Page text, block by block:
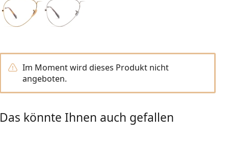
Im Moment wird dieses Produkt nicht
angeboten.
Das könnte Ihnen auch gefallen